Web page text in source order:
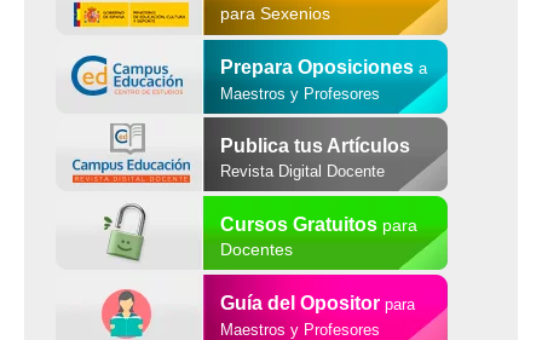
para Sexenios
Prepara Oposiciones a
Maestros y Profesores
Publica tus Artículos
Revista Digital Docente
Cursos Gratuitospara
Docentes
Guía del Opositor para
Maestros y Profesores